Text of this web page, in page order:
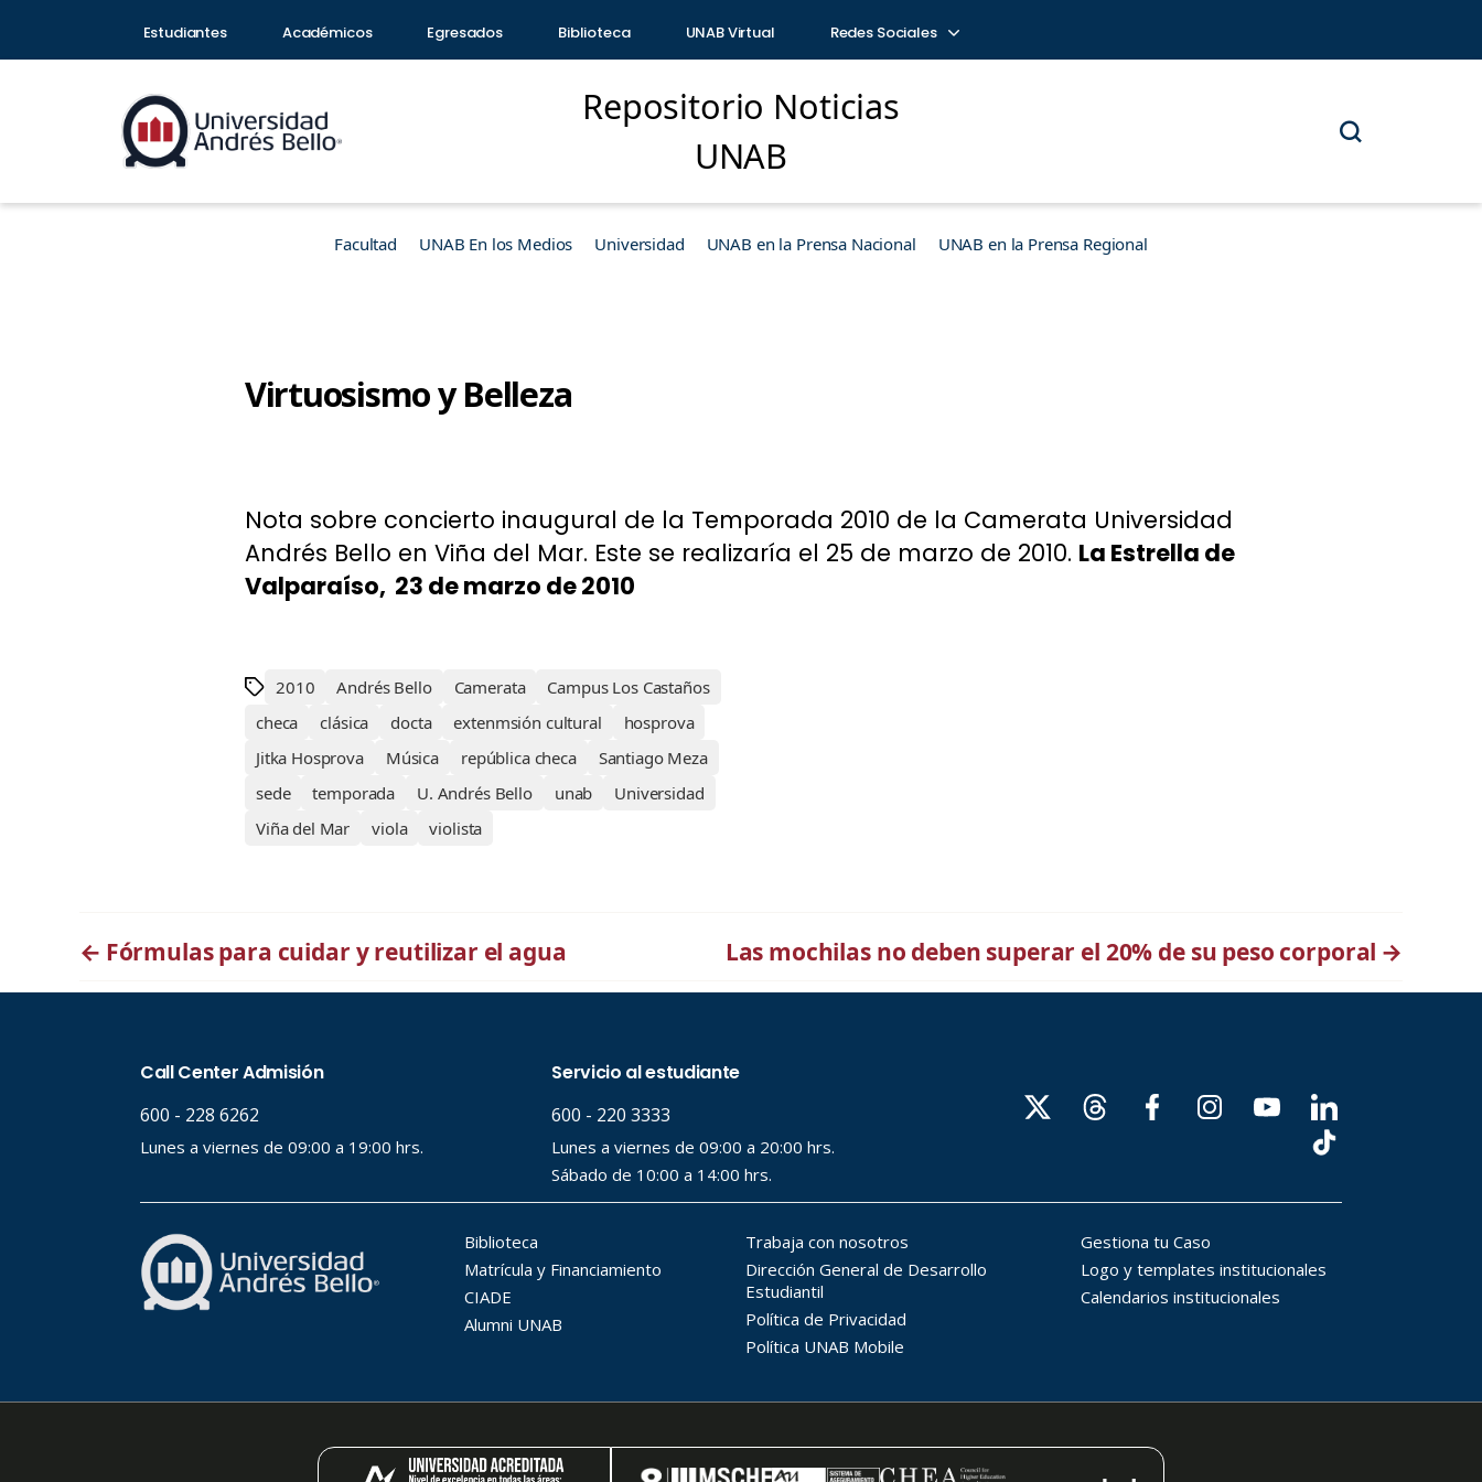
Estudiantes Académicos Egresados Biblioteca UNAB Virtual Redes Sociales
Repositorio Noticias
UNAB
Facultad UNAB En los Medios Universidad UNAB en la Prensa Nacional UNAB en la Prensa Regional
Virtuosismo y Belleza
Nota sobre concierto inaugural de la Temporada 2010 de la Camerata Universidad
Andrés Bello en Viña del Mar. Este se realizaría el 25 de marzo de 2010. La Estrella de
Valparaíso, 23 de marzo de 2010
2010 Andrés Bello Camerata
Campus Los Castaños
checa
clásica docta extenmsión cultural
hosprova
Jitka Hosprova
Música república checa
Santiago Meza
sede
temporada U. Andrés Bello unab
Universidad
Viña del Mar
viola violista
← Fórmulas para cuidar y reutilizar el agua Las mochilas no deben superar el 20% de su peso corporal →